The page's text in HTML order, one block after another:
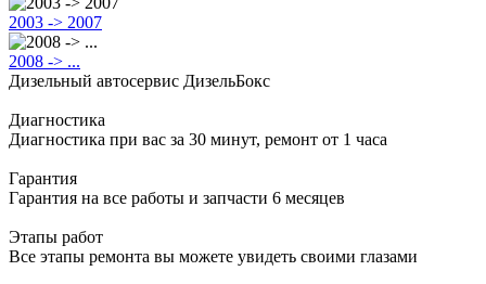
2003 -> 2007
2008 -> ...
Дизельный автосервис ДизельБокс
Диагностика
Диагностика при вас за 30 минут, ремонт от 1 часа
Гарантия
Гарантия на все работы и запчасти 6 месяцев
Этапы работ
Все этапы ремонта вы можете увидеть своими глазами